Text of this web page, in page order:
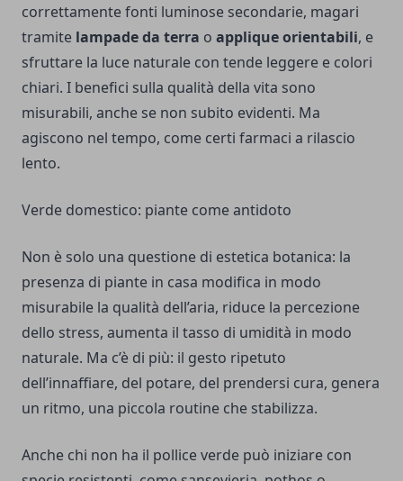
correttamente fonti luminose secondarie, magari
tramite lampade da terra o applique orientabili, e
sfruttare la luce naturale con tende leggere e colori
chiari. I benefici sulla qualità della vita sono
misurabili, anche se non subito evidenti. Ma
agiscono nel tempo, come certi farmaci a rilascio
lento.
Verde domestico: piante come antidoto
Non è solo una questione di estetica botanica: la
presenza di piante in casa modifica in modo
misurabile la qualità dell’aria, riduce la percezione
dello stress, aumenta il tasso di umidità in modo
naturale. Ma c’è di più: il gesto ripetuto
dell’innaffiare, del potare, del prendersi cura, genera
un ritmo, una piccola routine che stabilizza.
Anche chi non ha il pollice verde può iniziare con